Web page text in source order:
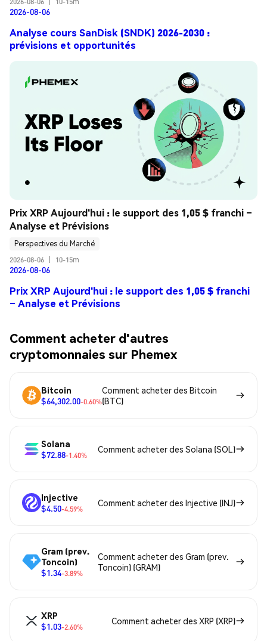
2026-08-06
Analyse cours SanDisk (SNDK) 2026-2030 :
prévisions et opportunités
Prix XRP Aujourd'hui : le support des 1,05 $ franchi –
Analyse et Prévisions
Perspectives du Marché
2026-08-06
10-15m
2026-08-06
Prix XRP Aujourd'hui : le support des 1,05 $ franchi
– Analyse et Prévisions
Comment acheter d'autres
cryptomonnaies sur Phemex
Bitcoin
$64,302.00-0.60%
Comment acheter des Bitcoin
(BTC)
Solana
$72.88-1.40%
Comment acheter des Solana (SOL)
Injective
$4.50-4.59%
Comment acheter des Injective (INJ)
Gram (prev.
Toncoin)
$1.34-3.89%
Comment acheter des Gram (prev.
Toncoin) (GRAM)
XRP
$1.03-2.60%
Comment acheter des XRP (XRP)